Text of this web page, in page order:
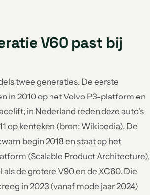
V60 past bij
twee generaties. De eerste
in 2010 op het Volvo P3-platform en
in Nederland reden deze auto's
op kenteken (bron: Wikipedia). De
begin 2018 en staat op het
(Scalable Product Architecture),
de grotere V90 en de XC60. Die
in 2023 (vanaf modeljaar 2024)